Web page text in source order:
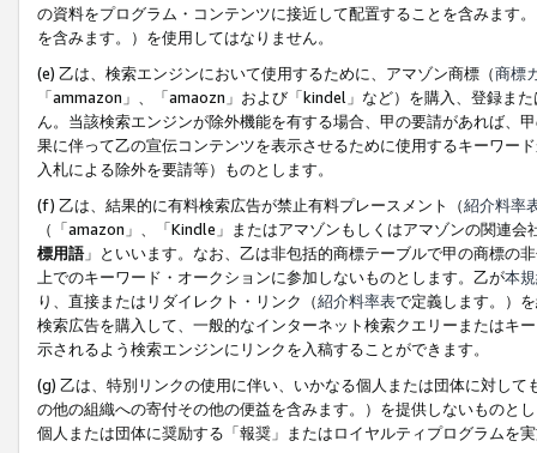
の資料をプログラム・コンテンツに接近して配置することを含みます
を含みます。）を使用してはなりません。
(e) 乙は、検索エンジンにおいて使用するために、アマゾン商標（商標
「ammazon」、「amaozn」および「kindel」など）を購入、登録ま
ん。当該検索エンジンが除外機能を有する場合、甲の要請があれば、
果に伴って乙の宣伝コンテンツを表示させるために使用するキーワー
入札による除外を要請等）ものとします。
(f) 乙は、結果的に有料検索広告が禁止有料プレースメント（紹介料率
（「amazon」、「Kindle」またはアマゾンもしくはアマゾンの関連
標用語」といいます。なお、乙は非包括的商標テーブルで甲の商標の
上でのキーワード・オークションに参加しないものとします。乙が本
り、直接またはリダイレクト・リンク（紹介料率表で定義します。）
検索広告を購入して、一般的なインターネット検索クエリーまたはキ
示されるよう検索エンジンにリンクを入稿することができます。
(g) 乙は、特別リンクの使用に伴い、いかなる個人または団体に対し
の他の組織への寄付その他の便益を含みます。）を提供しないものと
個人または団体に奨励する「報奨」またはロイヤルティプログラムを